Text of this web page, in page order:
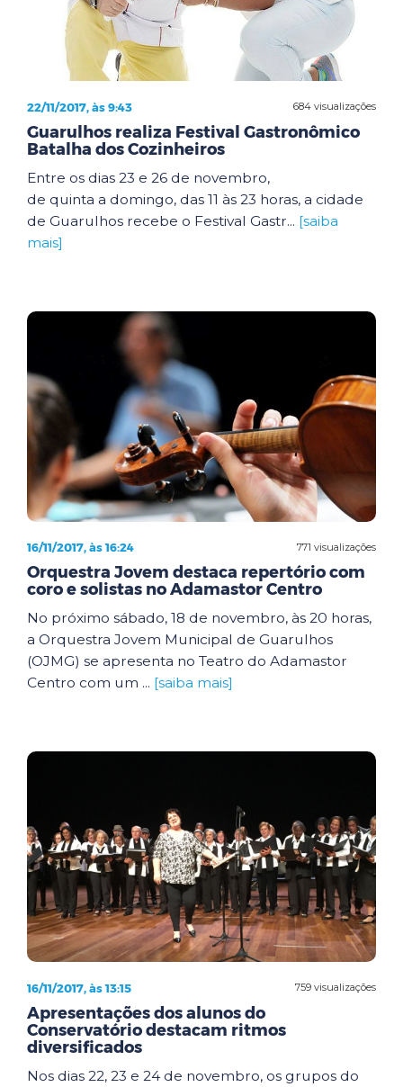
684 visualizações
22/11/2017, às 9:43
Guarulhos realiza Festival Gastronômico
Batalha dos Cozinheiros
Entre os dias 23 e 26 de novembro,
de quinta a domingo, das 11 às 23 horas, a cidade
de Guarulhos recebe o Festival Gastr... [saiba
mais]
771 visualizações
16/11/2017, às 16:24
Orquestra Jovem destaca repertório com
coro e solistas no Adamastor Centro
No próximo sábado, 18 de novembro, às 20 horas,
a Orquestra Jovem Municipal de Guarulhos
(OJMG) se apresenta no Teatro do Adamastor
Centro com um ... [saiba mais]
759 visualizações
16/11/2017, às 13:15
Apresentações dos alunos do
Conservatório destacam ritmos
diversificados
Nos dias 22, 23 e 24 de novembro, os grupos do